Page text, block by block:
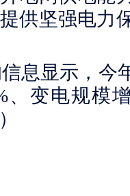
供坚强电力
息显示，今
、变电规模